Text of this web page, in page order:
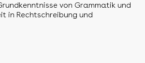
von Grammatik und
in Rechtschreibung und